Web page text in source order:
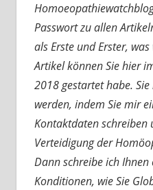
Passwort zu allen
als Erste und Erster,
Artikel können Sie hier
2018 gestartet habe.
werden, indem Sie mir
Kontaktdaten schreiben
Verteidigung der
Dann schreibe ich
Konditionen, wie Sie